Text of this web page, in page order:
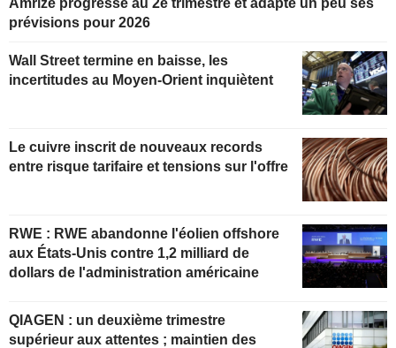
Amrize progresse au 2e trimestre et adapte un peu ses
prévisions pour 2026
Wall Street termine en baisse, les
incertitudes au Moyen-Orient inquiètent
Le cuivre inscrit de nouveaux records
entre risque tarifaire et tensions sur l'offre
RWE : RWE abandonne l'éolien offshore
aux États-Unis contre 1,2 milliard de
dollars de l'administration américaine
QIAGEN : un deuxième trimestre
supérieur aux attentes ; maintien des